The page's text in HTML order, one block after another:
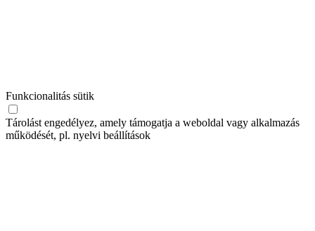
Funkcionalitás sütik
Tárolást engedélyez, amely támogatja a weboldal vagy alkalmazás
működését, pl. nyelvi beállítások